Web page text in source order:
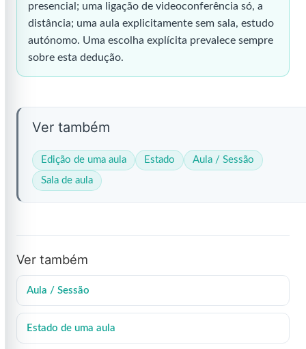
presencial; uma ligação de videoconferência só, a
distância; uma aula explicitamente sem sala, estudo
autónomo. Uma escolha explícita prevalece sempre
sobre esta dedução.
Ver também
Edição de uma aula Estado
Aula / Sessão
Sala de aula
Ver também
Aula / Sessão
Estado de uma aula